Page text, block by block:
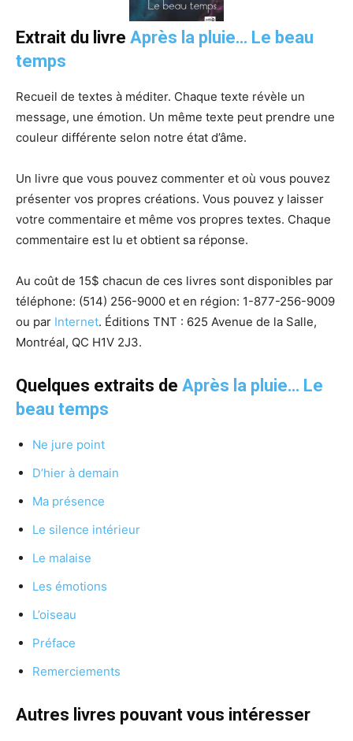
Extrait du livre Après la pluie… Le beau
temps
Recueil de textes à méditer. Chaque texte révèle un
message, une émotion. Un même texte peut prendre une
couleur différente selon notre état d’âme.
Un livre que vous pouvez commenter et où vous pouvez
présenter vos propres créations. Vous pouvez y laisser
votre commentaire et même vos propres textes. Chaque
commentaire est lu et obtient sa réponse.
Au coût de 15$ chacun de ces livres sont disponibles par
téléphone: (514) 256-9000 et en région: 1-877-256-9009
ou par Internet. Éditions TNT : 625 Avenue de la Salle,
Montréal, QC H1V 2J3.
Quelques extraits de Après la pluie… Le
beau temps
Ne jure point
D’hier à demain
Ma présence
Le silence intérieur
Le malaise
Les émotions
L’oiseau
Préface
Remerciements
Autres livres pouvant vous intéresser